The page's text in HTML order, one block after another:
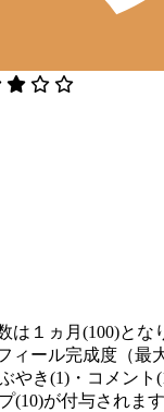
１ヵ月(100)とな
ール完成度（最大
やき(1)・コメント
(10)が付与されます